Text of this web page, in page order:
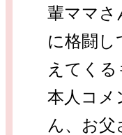
輩ママさ
に格闘し
えてく
本人コメ
ん、お